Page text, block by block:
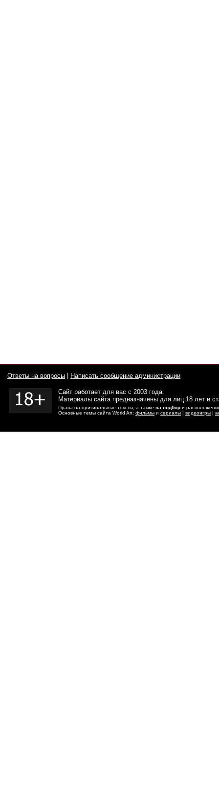
Ответы на вопросы Написать сообщение администрации
Сайт работает для вас с 2003 года.
Материалы сайта предназначены для лиц 18 лет и
Права на оригинальные тексты, а также на подбор и
Основные темы сайта World Art: фильмы и сериалы | видеоигры |